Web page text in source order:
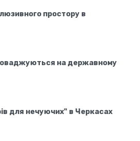
простору в
на державному
для нечуючих" в Черкасах